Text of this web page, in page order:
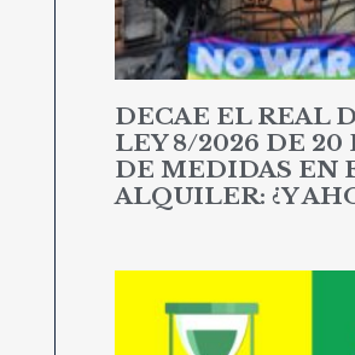
DECAE EL REAL
LEY 8/2026 DE 20
DE MEDIDAS EN
ALQUILER: ¿Y